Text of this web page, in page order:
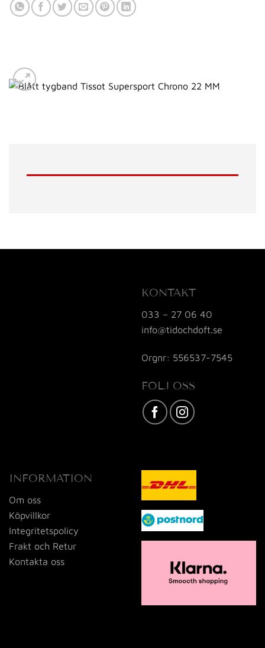
KONTAKT
033 – 27 06 40
info@tidochdoft.se
Orgnr: 556537-7545
FÖLJ OSS
INFORMATION
Om oss
Köpvillkor
Integritetspolicy
Frakt och Retur
Kontakta oss